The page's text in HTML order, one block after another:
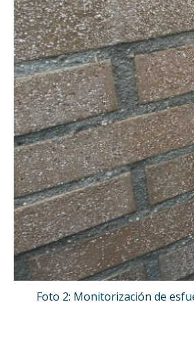
Foto 2: Monitorización de